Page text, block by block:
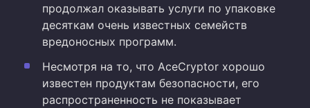
продолжал оказывать услуги по упаковке
десяткам очень известных семейств
вредоносных программ.
Несмотря на то, что AceCryptor хорошо
известен продуктам безопасности, его
распространенность не показывает